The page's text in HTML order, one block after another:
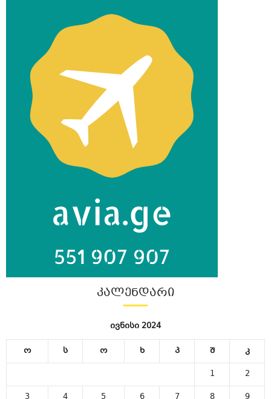
ᲙᲐᲚᲔᲜᲓᲐᲠᲘ
ივნისი 2024
ო ს ო ხ პ შ
კ
1
2